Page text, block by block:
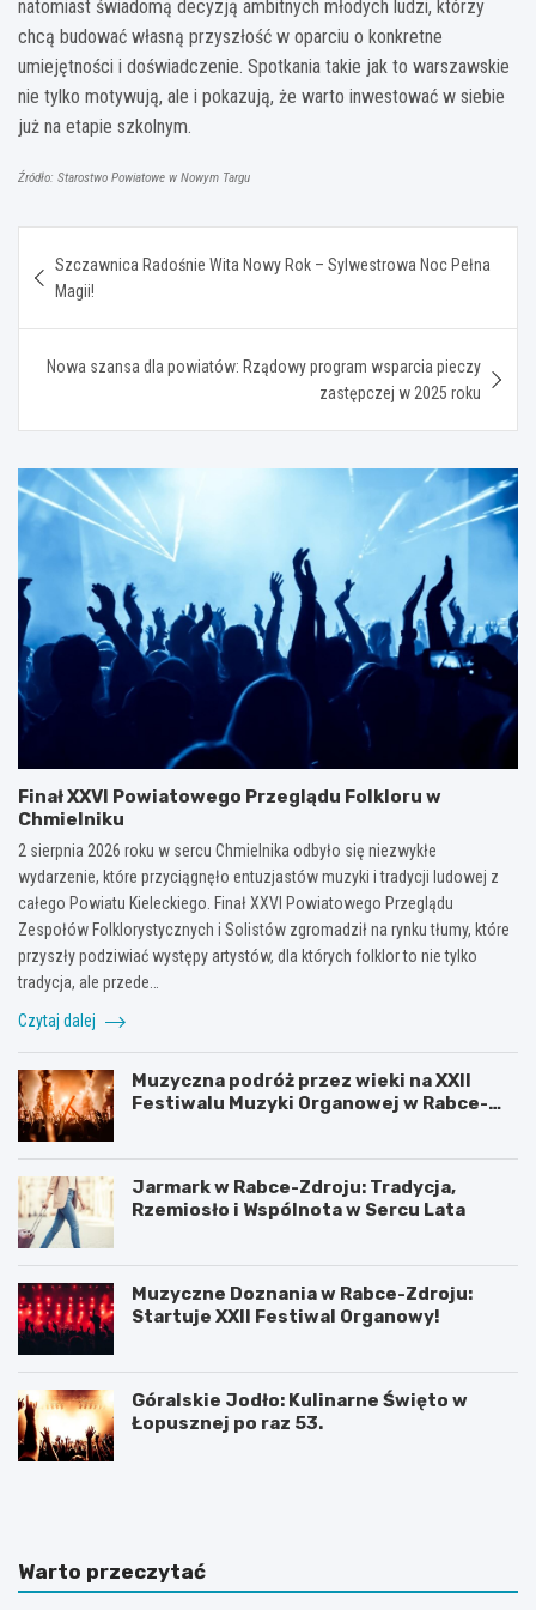
natomiast świadomą decyzją ambitnych młodych ludzi, którzy
chcą budować własną przyszłość w oparciu o konkretne
umiejętności i doświadczenie. Spotkania takie jak to warszawskie
nie tylko motywują, ale i pokazują, że warto inwestować w siebie
już na etapie szkolnym.
Źródło: Starostwo Powiatowe w Nowym Targu
wpisu
Szczawnica Radośnie Wita Nowy Rok – Sylwestrowa Noc Pełna
Magii!
Nowa szansa dla powiatów: Rządowy program wsparcia pieczy
zastępczej w 2025 roku
Finał XXVI Powiatowego Przeglądu Folkloru w
Chmielniku
2 sierpnia 2026 roku w sercu Chmielnika odbyło się niezwykłe
wydarzenie, które przyciągnęło entuzjastów muzyki i tradycji ludowej z
całego Powiatu Kieleckiego. Finał XXVI Powiatowego Przeglądu
Zespołów Folklorystycznych i Solistów zgromadził na rynku tłumy, które
przyszły podziwiać występy artystów, dla których folklor to nie tylko
tradycja, ale przede…
Czytaj dalej
Muzyczna podróż przez wieki na XXII
Festiwalu Muzyki Organowej w Rabce-
Jarmark w Rabce-Zdroju: Tradycja,
Rzemiosło i Wspólnota w Sercu Lata
Muzyczne Doznania w Rabce-Zdroju:
Startuje XXII Festiwal Organowy!
Góralskie Jodło: Kulinarne Święto w
Łopusznej po raz 53.
P
D
u
P
w
Warto przeczytać